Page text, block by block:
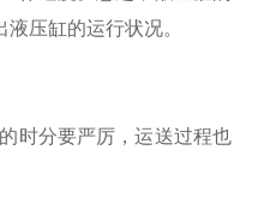
压缸的运行状况。
时分要严厉，运送过程也